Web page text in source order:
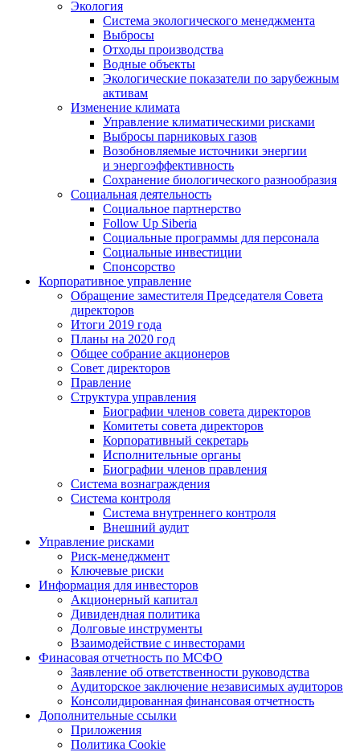
Экология
Система экологического менеджмента
Выбросы
Отходы производства
Водные объекты
Экологические показатели по зарубежным
активам
Изменение климата
Управление климатическими рисками
Выбросы парниковых газов
Возобновляемые источники энергии
и энергоэффективность
Сохранение биологического разнообразия
Социальная деятельность
Социальное партнерство
Follow Up Siberia
Социальные программы для персонала
Социальные инвестиции
Спонсорство
Корпоративное управление
Обращение заместителя Председателя Совета
директоров
Итоги 2019 года
Планы на 2020 год
Общее собрание акционеров
Совет директоров
Правление
Структура управления
Биографии членов совета директоров
Комитеты совета директоров
Корпоративный секретарь
Исполнительные органы
Биографии членов правления
Система вознаграждения
Система контроля
Система внутреннего контроля
Внешний аудит
Управление рисками
Риск-менеджмент
Ключевые риски
Информация для инвесторов
Акционерный капитал
Дивидендная политика
Долговые инструменты
Взаимодействие с инвеcторами
Финасовая отчетность по МСФО
Заявление об ответственности руководства
Аудиторское заключение независимых аудиторов
Консолидированная финансовая отчетность
Дополнительные ссылки
Приложения
Политика Cookie